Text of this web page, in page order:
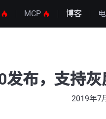
MCP 博客
发布，支持
2019年7